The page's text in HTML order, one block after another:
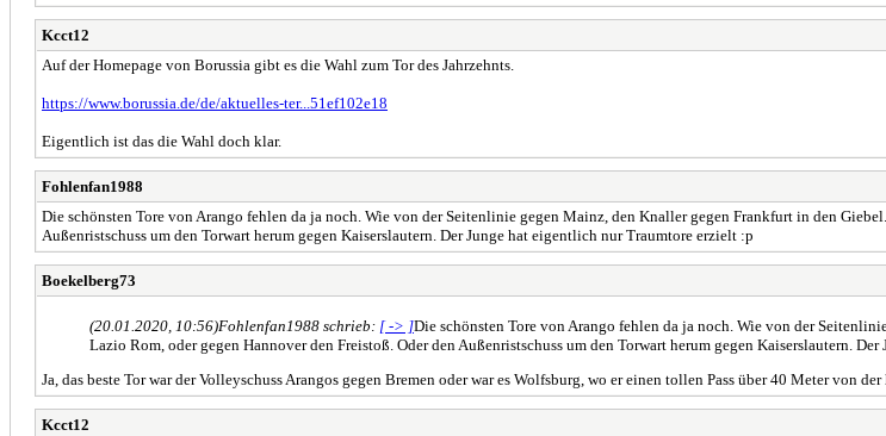
Kcct12
Auf der Homepage von Borussia gibt es die Wahl zum Tor des Jahrzehnts.
https://www.borussia.de/de/aktuelles-ter...51ef102e18
Eigentlich ist das die Wahl doch klar.
Fohlenfan1988
Die schönsten Tore von Arango fehlen da ja noch. Wie von der Seitenlinie gegen Mainz, den Knaller gegen Frankfurt in den
Außenristschuss um den Torwart herum gegen Kaiserslautern. Der Junge hat eigentlich nur Traumtore erzielt :p
Boekelberg73
(20.01.2020, 10:56)Fohlenfan1988 schrieb: [ -> ]Die schönsten Tore von Arango fehlen da ja noch. Wie von der
Lazio Rom, oder gegen Hannover den Freistoß. Oder den Außenristschuss um den Torwart herum gegen Kaiserslautern.
Ja, das beste Tor war der Volleyschuss Arangos gegen Bremen oder war es Wolfsburg, wo er einen tollen Pass über 40 Meter von
Kcct12